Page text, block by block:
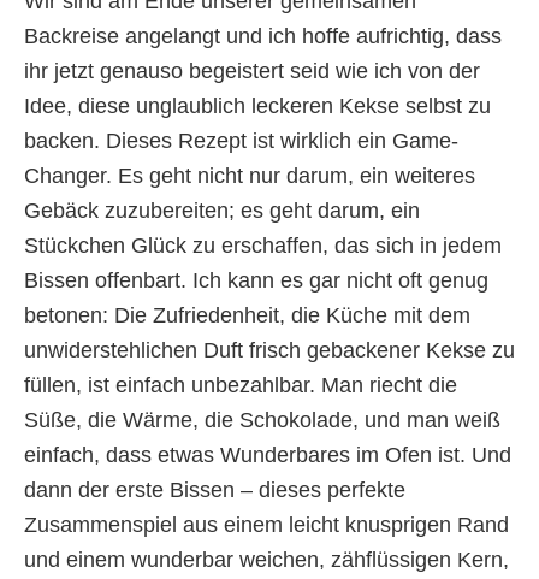
Backreise angelangt und ich hoffe aufrichtig, dass
ihr jetzt genauso begeistert seid wie ich von der
Idee, diese unglaublich leckeren Kekse selbst zu
backen. Dieses Rezept ist wirklich ein Game-
Changer. Es geht nicht nur darum, ein weiteres
Gebäck zuzubereiten; es geht darum, ein
Stückchen Glück zu erschaffen, das sich in jedem
Bissen offenbart. Ich kann es gar nicht oft genug
betonen: Die Zufriedenheit, die Küche mit dem
unwiderstehlichen Duft frisch gebackener Kekse zu
füllen, ist einfach unbezahlbar. Man riecht die
Süße, die Wärme, die Schokolade, und man weiß
einfach, dass etwas Wunderbares im Ofen ist. Und
dann der erste Bissen – dieses perfekte
Zusammenspiel aus einem leicht knusprigen Rand
und einem wunderbar weichen, zähflüssigen Kern,